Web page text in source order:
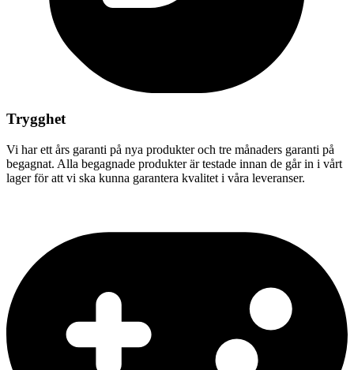
Trygghet
Vi har ett års garanti på nya produkter och tre månaders garanti på
begagnat. Alla begagnade produkter är testade innan de går in i vårt
lager för att vi ska kunna garantera kvalitet i våra leveranser.